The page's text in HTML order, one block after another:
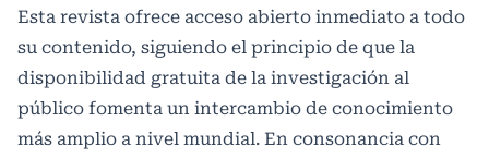
Esta revista ofrece acceso abierto inmediato a todo
su contenido, siguiendo el principio de que la
disponibilidad gratuita de la investigación al
público fomenta un intercambio de conocimiento
más amplio a nivel mundial. En consonancia con